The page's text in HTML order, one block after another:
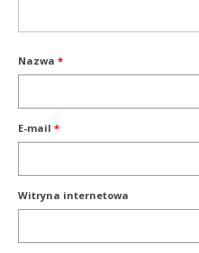
Nazwa *
E-mail *
Witryna internetowa